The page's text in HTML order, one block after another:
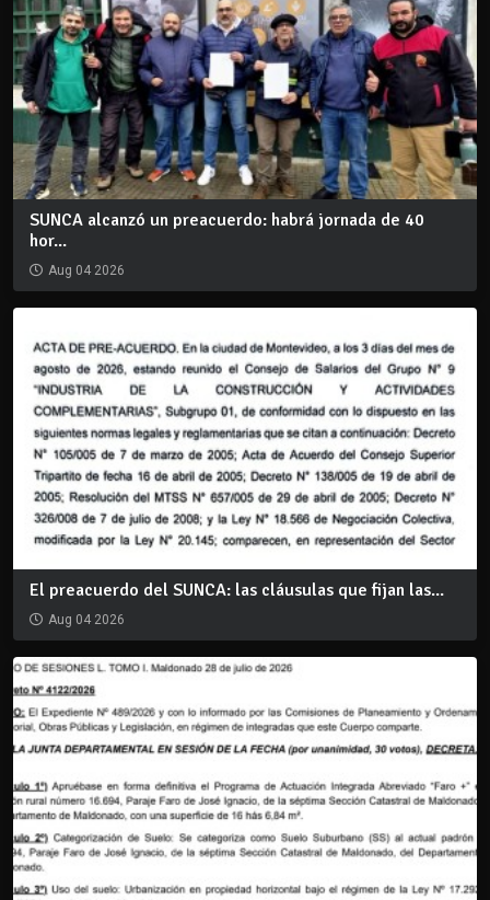
SUNCA alcanzó un preacuerdo: habrá jornada de 40
hor...
Aug 04 2026
El preacuerdo del SUNCA: las cláusulas que fijan las...
Aug 04 2026